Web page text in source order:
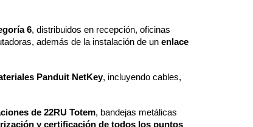
6, distribuidos en recepción, oficinas
además de la instalación de unenlace
Panduit NetKey, incluyendo cables,
de 22RU Totem, bandejas metálicas
y certificación de todos los puntos